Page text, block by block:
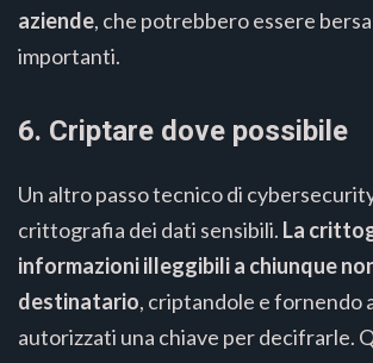
aziende, che potrebbero essere
importanti.
6. Criptare dove possibile
Un altro passo tecnico di
crittografia dei dati sensibili. La
informazioni illeggibili a chiunque
destinatario, criptandole e fornendo
autorizzati una chiave per decifrarle.